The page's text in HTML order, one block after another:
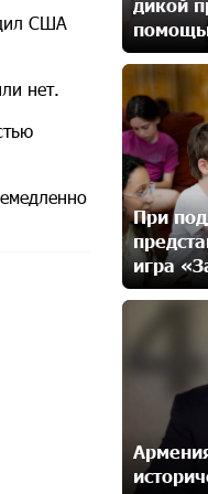
США
нет.
дикой
При
игра
3
4